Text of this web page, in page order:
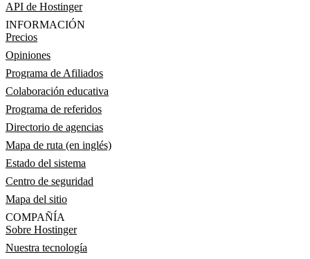
API de Hostinger
INFORMACIÓN
Precios
Opiniones
Programa de Afiliados
Colaboración educativa
Programa de referidos
Directorio de agencias
Mapa de ruta (en inglés)
Estado del sistema
Centro de seguridad
Mapa del sitio
COMPAÑÍA
Sobre Hostinger
Nuestra tecnología